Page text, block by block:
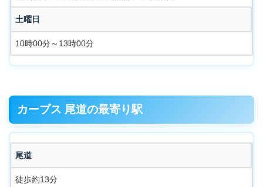
土曜日
10時00分～13時00分
カーブス 尾道の最寄り駅
尾道
徒歩約13分